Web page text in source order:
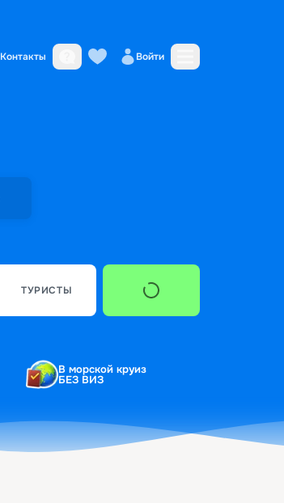
Контакты Войти
ТУРИСТЫ
В морской круиз
БЕЗ ВИЗ